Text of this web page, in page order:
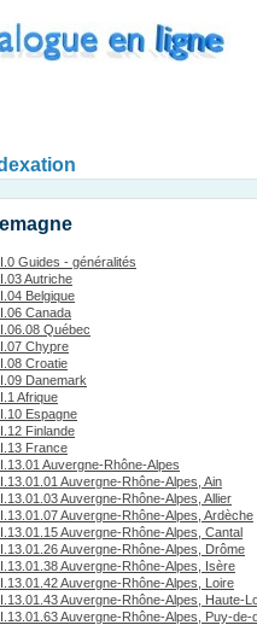
Guides - généralités
Autriche
Belgique
Canada
Québec
Chypre
Croatie
Danemark
Afrique
Espagne
Finlande
France
Auvergne-Rhône-Alpes
Auvergne-Rhône-Alpes, Ain
Auvergne-Rhône-Alpes, Allier
Auvergne-Rhône-Alpes, Ardèche
Auvergne-Rhône-Alpes, Cantal
Auvergne-Rhône-Alpes, Drôme
Auvergne-Rhône-Alpes, Isère
Auvergne-Rhône-Alpes, Loire
Auvergne-Rhône-Alpes, Haute-
Auvergne-Rhône-Alpes, Puy-de-